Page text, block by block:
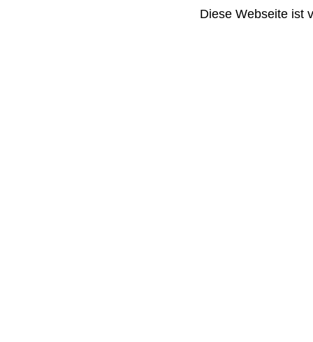
Diese Webseite ist